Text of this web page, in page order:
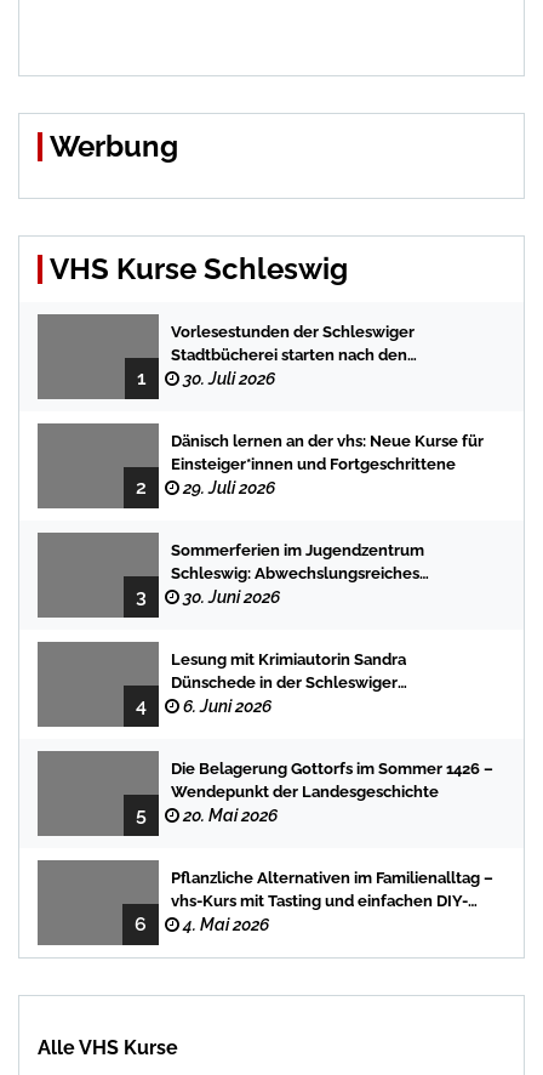
Werbung
VHS Kurse Schleswig
1
Vorlesestunden der Schleswiger
Stadtbücherei starten nach den
Sommerferien mit spannenden
30. Juli 2026
2
Dänisch lernen an der vhs: Neue Kurse für
Einsteiger*innen und Fortgeschrittene
29. Juli 2026
3
Sommerferien im Jugendzentrum
Schleswig: Abwechslungsreiches
Programm für Kinder und Jugendliche
30. Juni 2026
4
Lesung mit Krimiautorin Sandra
Dünschede in der Schleswiger
Stadtbücherei
6. Juni 2026
5
Die Belagerung Gottorfs im Sommer 1426 –
Wendepunkt der Landesgeschichte
20. Mai 2026
6
Pflanzliche Alternativen im Familienalltag –
vhs-Kurs mit Tasting und einfachen DIY-
Rezepten
4. Mai 2026
Alle VHS Kurse